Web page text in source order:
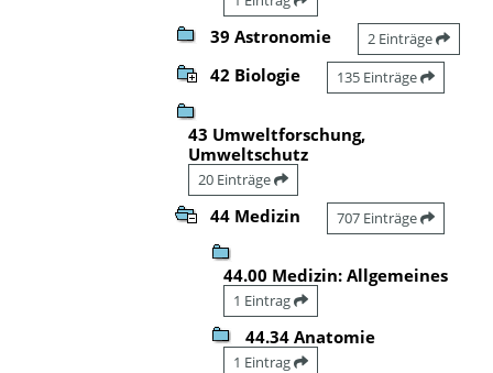
39 Astronomie 2 Einträge
42 Biologie 135 Einträge
43 Umweltforschung,
Umweltschutz
20 Einträge
44 Medizin 707 Einträge
44.00 Medizin: Allgemeines
1 Eintrag
44.34 Anatomie
1 Eintrag